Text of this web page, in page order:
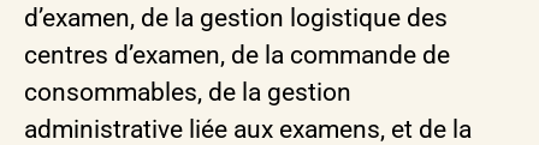
d’examen, de la gestion logistique des
centres d’examen, de la commande de
consommables, de la gestion
administrative liée aux examens, et de la